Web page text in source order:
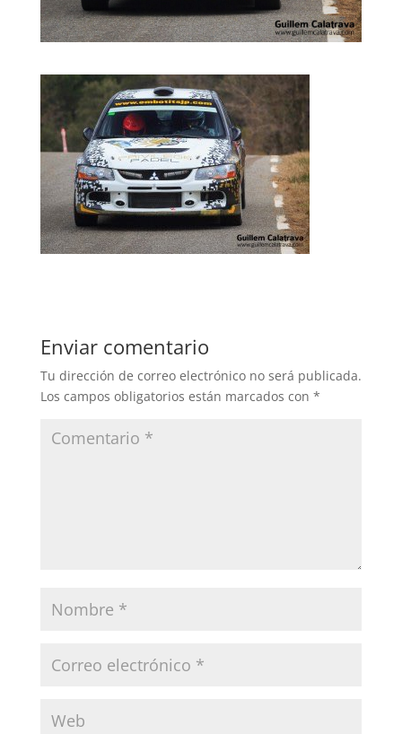
Enviar comentario
Tu dirección de correo electrónico no será publicada.
Los campos obligatorios están marcados con *